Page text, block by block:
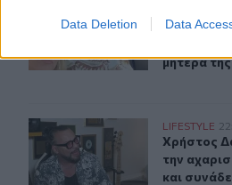
Data Deletion Data
Το απολαυστικό βίντεο της
Το
Το
μητέρα της
Χρήστος Δάντης: «ΔενLIFESTYLE
Χρήστος
Χρήστος
την
και